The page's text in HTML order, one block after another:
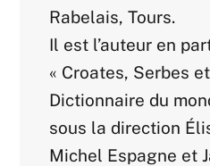
Rabelais, Tours.
Il est l’auteur en
« Croates, Serbes
Dictionnaire du
sous la direction
Michel Espagne et